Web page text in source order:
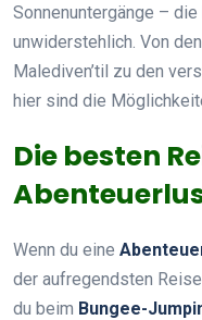
Sonnenuntergänge –
unwiderstehlich. Von
Malediven’til zu den
hier sind die
Die besten
Wenn du eine
der aufregendsten
du beim Bungee-